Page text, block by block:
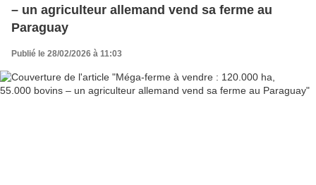
– un agriculteur allemand vend sa ferme au
Paraguay
Publié le 28/02/2026 à 11:03